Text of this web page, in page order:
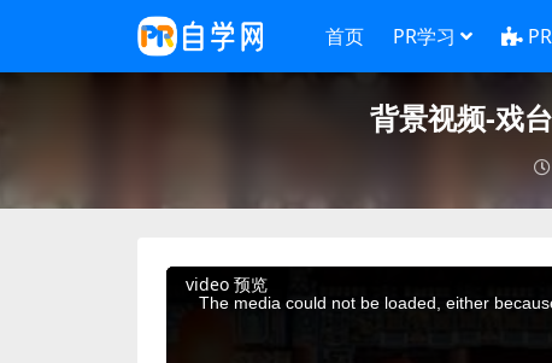
首页 PR学习
背景视频-戏
video 预览
This
The media could not be loaded, either